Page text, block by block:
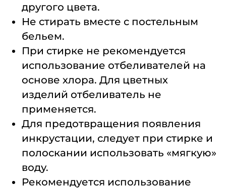
другого цвета.
Не стирать вместе с постельным
бельем.
При стирке не рекомендуется
использование отбеливателей на
основе хлора. Для цветных
изделий отбеливатель не
применяется.
Для предотвращения появления
инкрустации, следует при стирке и
полоскании использовать «мягкую»
воду.
Рекомендуется использование